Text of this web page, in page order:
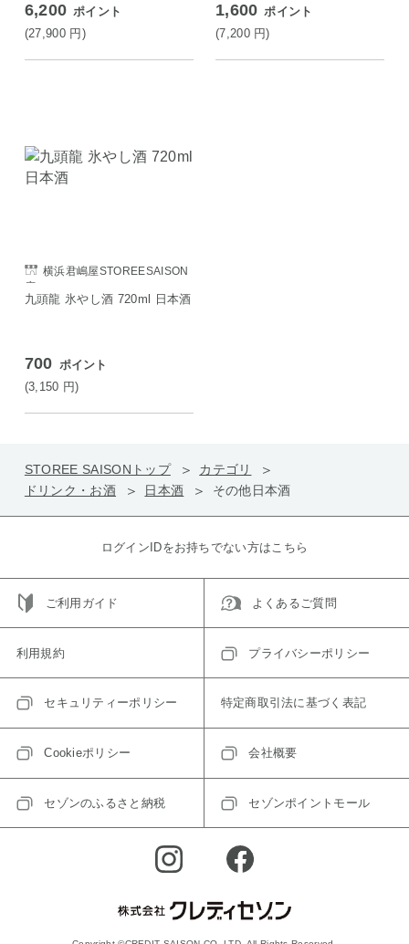
6,200 ポイント
(27,900 円 )
1,600 ポイント
(7,200 円)
横浜君嶋屋STOREESAISON
店
九頭龍 氷やし酒 720ml 日本酒
700 ポイント
(3,150 円)
STOREE SAISONトップ
カテゴリ
ドリンク・お酒
日本酒 その他日本酒
ログインIDをお持ちでない方はこちら
ご利用ガイド よくあるご質問
利用規約 プライバシーポリシー
セキュリティーポリシー 特定商取引法に基づく表記
Cookieポリシー 会社概要
セゾンのふるさと納税 セゾンポイントモール